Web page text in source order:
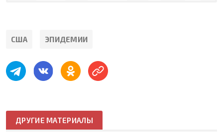
США ЭПИДЕМИИ
ДРУГИЕ МАТЕРИАЛЫ